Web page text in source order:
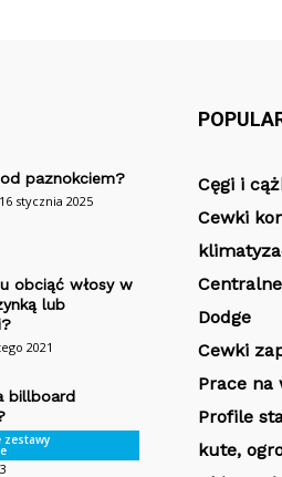
paznokciem?
16 stycznia 2025
obciąć włosy w
lub
2021
billboard
zestawy
Cęgi i
Cewki
Dodge
Cewki
Prace na
Profile
kute,